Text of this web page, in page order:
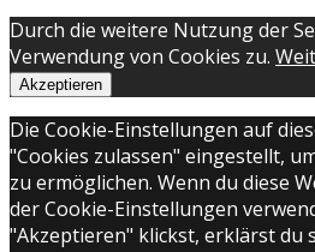
Durch die weitere Nutzung der
Verwendung von Cookies zu.
Akzeptieren
Die Cookie-Einstellungen auf
"Cookies zulassen" eingestellt,
zu ermöglichen. Wenn du diese
der Cookie-Einstellungen
"Akzeptieren" klickst, erklärst du